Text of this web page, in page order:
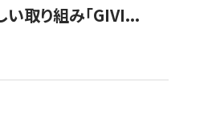
取り組み「GIVI...